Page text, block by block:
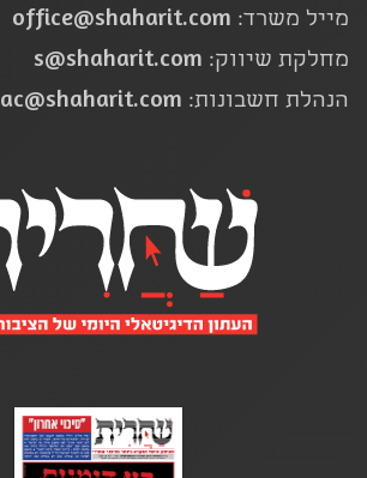
מייל משרד: office@shaharit.com
מחלקת שיווק: s@shaharit.com
הנהלת חשבונות: ac@shaharit.com